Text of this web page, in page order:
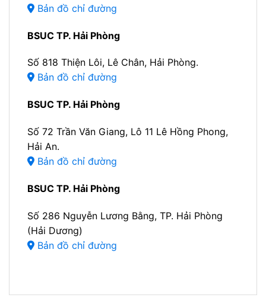
Bản đồ chỉ đường
BSUC TP. Hải Phòng
Số 818 Thiện Lôi, Lê Chân, Hải Phòng.
Bản đồ chỉ đường
BSUC TP. Hải Phòng
Số 72 Trần Văn Giang, Lô 11 Lê Hồng Phong,
Hải An.
Bản đồ chỉ đường
BSUC TP. Hải Phòng
Số 286 Nguyễn Lương Bằng, TP. Hải Phòng
(Hải Dương)
Bản đồ chỉ đường